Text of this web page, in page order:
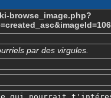
browse_image.php?
par des virgules.